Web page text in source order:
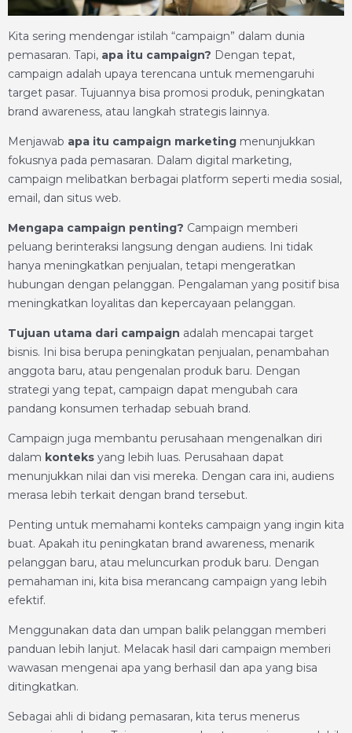
Kita sering mendengar istilah “campaign” dalam dunia
pemasaran. Tapi, apa itu campaign? Dengan tepat,
campaign adalah upaya terencana untuk memengaruhi
target pasar. Tujuannya bisa promosi produk, peningkatan
brand awareness, atau langkah strategis lainnya.
Menjawab apa itu campaign marketing menunjukkan
fokusnya pada pemasaran. Dalam digital marketing,
campaign melibatkan berbagai platform seperti media sosial,
email, dan situs web.
Mengapa campaign penting? Campaign memberi
peluang berinteraksi langsung dengan audiens. Ini tidak
hanya meningkatkan penjualan, tetapi mengeratkan
hubungan dengan pelanggan. Pengalaman yang positif bisa
meningkatkan loyalitas dan kepercayaan pelanggan.
Tujuan utama dari campaign adalah mencapai target
bisnis. Ini bisa berupa peningkatan penjualan, penambahan
anggota baru, atau pengenalan produk baru. Dengan
strategi yang tepat, campaign dapat mengubah cara
pandang konsumen terhadap sebuah brand.
Campaign juga membantu perusahaan mengenalkan diri
dalam konteks yang lebih luas. Perusahaan dapat
menunjukkan nilai dan visi mereka. Dengan cara ini, audiens
merasa lebih terkait dengan brand tersebut.
Penting untuk memahami konteks campaign yang ingin kita
buat. Apakah itu peningkatan brand awareness, menarik
pelanggan baru, atau meluncurkan produk baru. Dengan
pemahaman ini, kita bisa merancang campaign yang lebih
efektif.
Menggunakan data dan umpan balik pelanggan memberi
panduan lebih lanjut. Melacak hasil dari campaign memberi
wawasan mengenai apa yang berhasil dan apa yang bisa
ditingkatkan.
Sebagai ahli di bidang pemasaran, kita terus menerus